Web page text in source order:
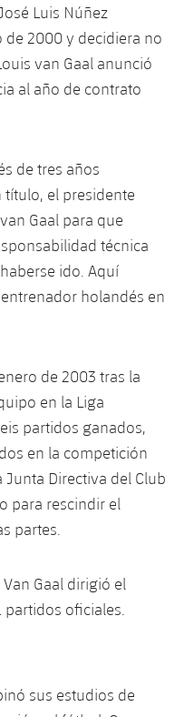
Luis Núñez
de 2000 y decidiera no
van Gaal anunció
al año de contrato
de tres años
el presidente
Gaal para que
técnica
ido. Aquí
holandés en
de 2003 tras la
en la Liga
partidos ganados,
en la competición
Directiva del Club
para rescindir el
partes.
Gaal dirigió el
oficiales.
sus estudios de